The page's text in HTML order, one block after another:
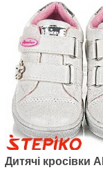
Дитячі
Дитячі кросівки